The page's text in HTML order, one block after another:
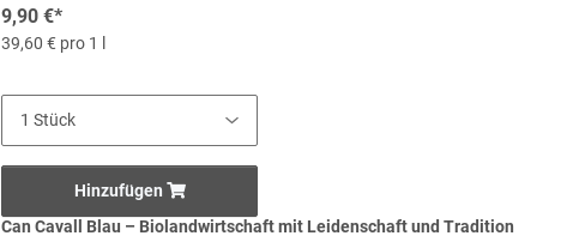
9,90 €*
39,60 € pro 1 l
Hinzufügen
Can Cavall Blau – Biolandwirtschaft mit Leidenschaft und Tradition